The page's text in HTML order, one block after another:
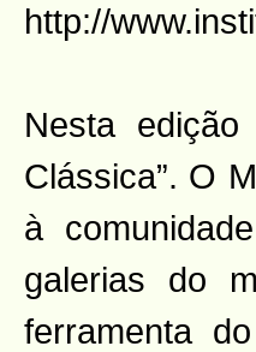
http://
Nesta
Clássica”. O
à
galerias do
ferramenta